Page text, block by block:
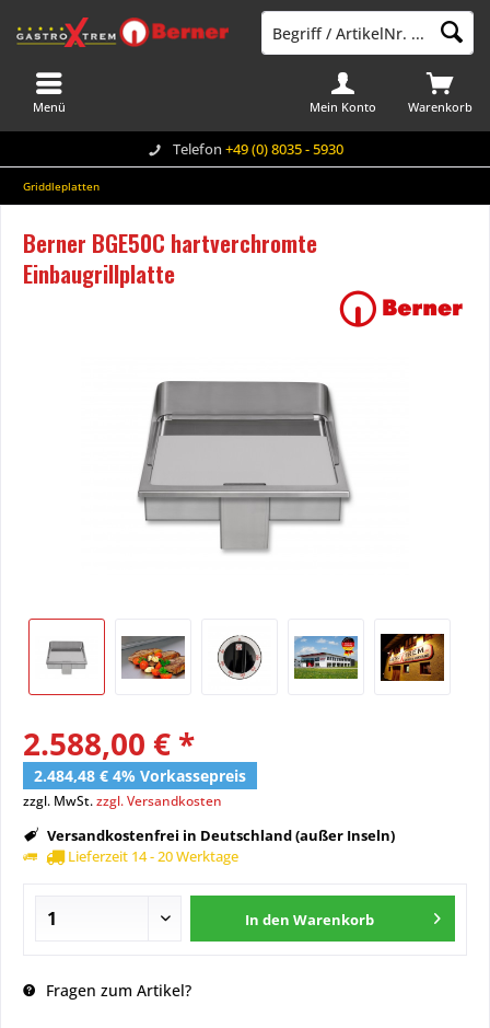
Telefon +49 (0) 8035 - 5930
Warenkorb
Mein Konto
Menü
Griddleplatten
Berner BGE50C hartverchromte
Einbaugrillplatte
2.588,00 € *
2.484,48 € 4% Vorkassepreis
zzgl. MwSt.zzgl. Versandkosten
Versandkostenfrei in Deutschland (außer Inseln)
Lieferzeit 14 - 20 Werktage
In den Warenkorb
Fragen zum Artikel?